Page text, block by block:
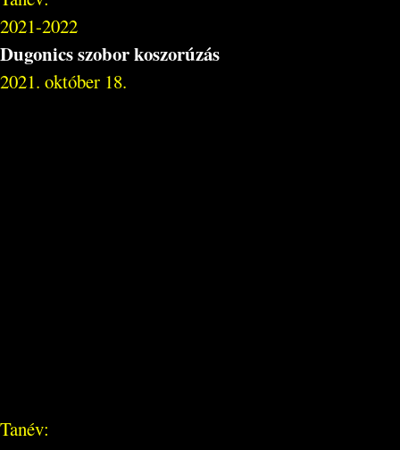
2021-2022
Dugonics szobor koszorúzás
2021. október 18.
Tanév: